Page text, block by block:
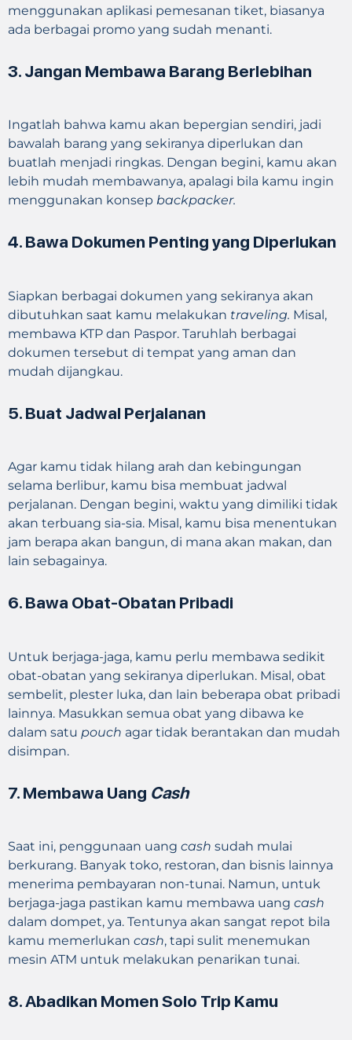
menggunakan aplikasi pemesanan tiket, biasanya
ada berbagai promo yang sudah menanti.
3. Jangan Membawa Barang Berlebihan
Ingatlah bahwa kamu akan bepergian sendiri, jadi
bawalah barang yang sekiranya diperlukan dan
buatlah menjadi ringkas. Dengan begini, kamu akan
lebih mudah membawanya, apalagi bila kamu ingin
menggunakan konsep backpacker.
4. Bawa Dokumen Penting yang Diperlukan
Siapkan berbagai dokumen yang sekiranya akan
dibutuhkan saat kamu melakukan traveling. Misal,
membawa KTP dan Paspor. Taruhlah berbagai
dokumen tersebut di tempat yang aman dan
mudah dijangkau.
5. Buat Jadwal Perjalanan
Agar kamu tidak hilang arah dan kebingungan
selama berlibur, kamu bisa membuat jadwal
perjalanan. Dengan begini, waktu yang dimiliki tidak
akan terbuang sia-sia. Misal, kamu bisa menentukan
jam berapa akan bangun, di mana akan makan, dan
lain sebagainya.
6. Bawa Obat-Obatan Pribadi
Untuk berjaga-jaga, kamu perlu membawa sedikit
obat-obatan yang sekiranya diperlukan. Misal, obat
sembelit, plester luka, dan lain beberapa obat pribadi
lainnya. Masukkan semua obat yang dibawa ke
dalam satu pouch agar tidak berantakan dan mudah
disimpan.
7. Membawa Uang Cash
Saat ini, penggunaan uang cash sudah mulai
berkurang. Banyak toko, restoran, dan bisnis lainnya
menerima pembayaran non-tunai. Namun, untuk
berjaga-jaga pastikan kamu membawa uang cash
dalam dompet, ya. Tentunya akan sangat repot bila
kamu memerlukan cash, tapi sulit menemukan
mesin ATM untuk melakukan penarikan tunai.
8. Abadikan Momen Solo Trip Kamu